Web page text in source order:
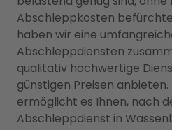
Abschleppkosten
haben wir eine
Abschleppdiensten
qualitativ hochwertige
günstigen Preisen
ermöglicht es Ihnen, nach
Abschleppdienst in